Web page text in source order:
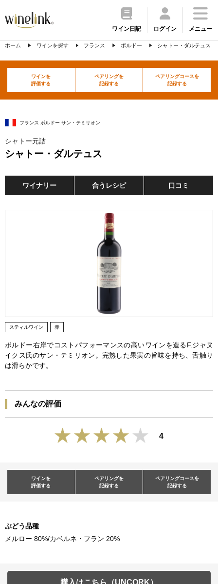
ワイン日記 ログイン メニュー
ホーム ワインを探す フランス ボルドー シャトー・ダルテュス
ワインを
評価する
ペアリングを
記録する
ペアリングコースを
記録する
フランス ボルドー サン・テミリオン
シャトー元詰
シャトー・ダルテュス
ワイナリー 合うレシピ 口コミ
スティルワイン 赤
ボルドー右岸でコストパフォーマンスの高いワインを造るF.ジャヌ
イクス氏のサン・テミリオン。完熟した果実の旨味を持ち、舌触り
は滑らかです。
みんなの評価
4
ワインを
評価する
ペアリングを
記録する
ペアリングコースを
記録する
ぶどう品種
メルロー 80%/カベルネ・フラン 20%
購入はこちら（UNCORK）